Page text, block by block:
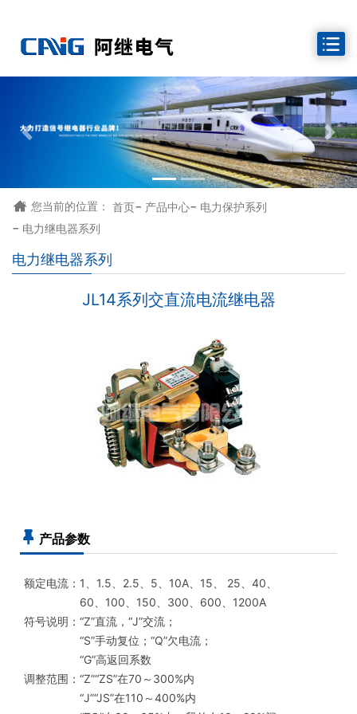
 您当前的位置： 首页- 产品中心- 电力保护系列
- 电力继电器系列
电力继电器系列
JL14系列交直流电流继电器
 产品参数
额定电流：1、1.5、2.5、5、10A、15、 25、40、
60、100、150、300、600、1200A
符号说明：“Z”直流，“J”交流；
“S”手动复位；“Q”欠电流；
“G”高返回系数
调整范围：“Z”“ZS”在70～300%内
“J”“JS”在110～400%内